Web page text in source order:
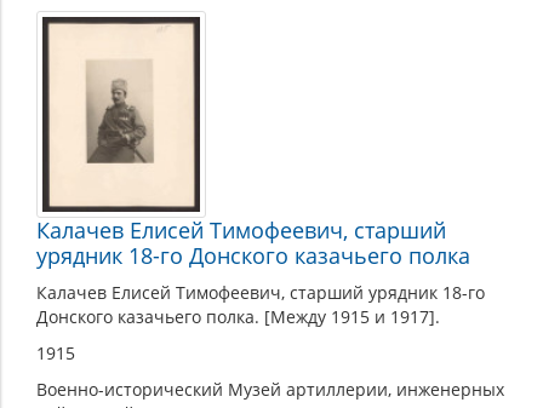
Калачев Елисей Тимофеевич, старший
урядник 18-го Донского казачьего полка
Калачев Елисей Тимофеевич, старший урядник 18-го
Донского казачьего полка. [Между 1915 и 1917].
1915
Военно-исторический Музей артиллерии, инженерных